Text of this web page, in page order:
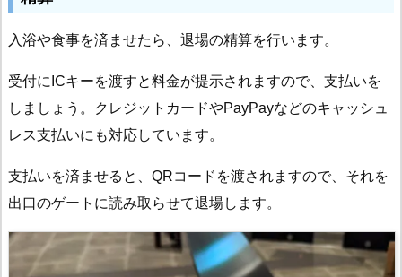
入浴や食事を済ませたら、退場の精算を行います。
受付にICキーを渡すと料金が提示されますので、支払いを
しましょう。クレジットカードやPayPayなどのキャッシュ
レス支払いにも対応しています。
支払いを済ませると、QRコードを渡されますので、それを
出口のゲートに読み取らせて退場します。